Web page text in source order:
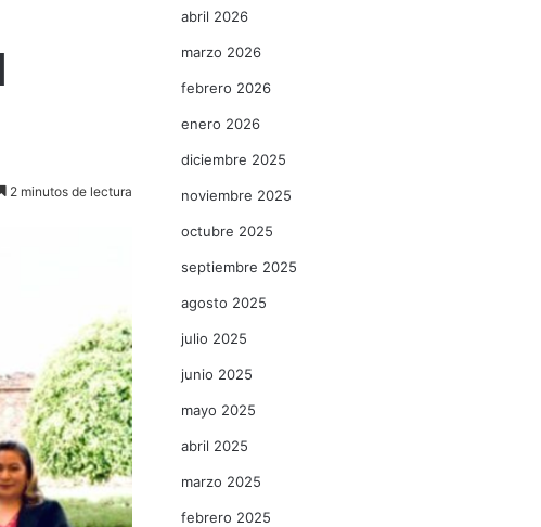
2 minutos de lectura
abril 2026
marzo 2026
febrero 2026
enero 2026
diciembre 2025
noviembre 2025
octubre 2025
septiembre 2025
agosto 2025
julio 2025
junio 2025
mayo 2025
abril 2025
marzo 2025
febrero 2025